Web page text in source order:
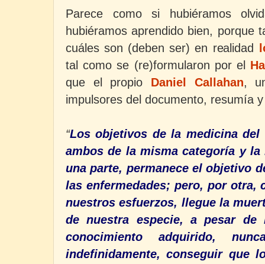
Parece como si hubiéramos
hubiéramos aprendido bien, porque
cuáles son (deben ser) en realidad
tal como se (re)formularon por el
que el propio Daniel Callahan,
impulsores del documento, resumía
“Los objetivos de la medicina
ambos de la misma categoría y
una parte, permanece el objetivo
las enfermedades; pero, por otra,
nuestros esfuerzos, llegue la
de nuestra especie, a pesar
conocimiento adquirido,
indefinidamente, conseguir que